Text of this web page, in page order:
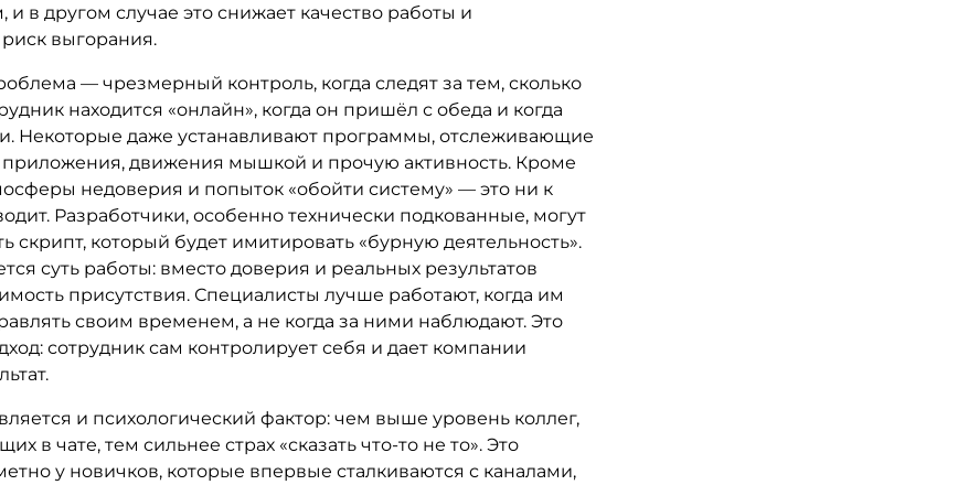
и в другом случае это снижает качество работы и
выгорания.
— чрезмерный контроль, когда следят за тем, сколько
находится «онлайн», когда он пришёл с обеда и когда
Некоторые даже устанавливают программы, отслеживающие
движения мышкой и прочую активность. Кроме
недоверия и попыток «обойти систему» — это ни к
Разработчики, особенно технически подкованные, могут
скрипт, который будет имитировать «бурную деятельность».
суть работы: вместо доверия и реальных результатов
присутствия. Специалисты лучше работают, когда им
своим временем, а не когда за ними наблюдают. Это
сотрудник сам контролирует себя и дает компании
и психологический фактор: чем выше уровень коллег,
в чате, тем сильнее страх «сказать что-то не то». Это
у новичков, которые впервые сталкиваются с каналами,